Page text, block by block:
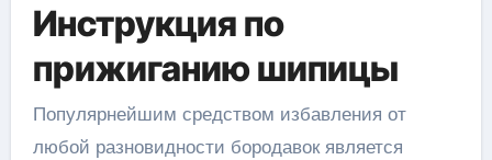
Инструкция по
прижиганию шипицы
Популярнейшим средством избавления от
любой разновидности бородавок является